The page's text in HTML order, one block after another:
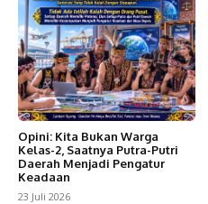
Opini: Kita Bukan Warga
Kelas-2, Saatnya Putra-Putri
Daerah Menjadi Pengatur
Keadaan
23 Juli 2026